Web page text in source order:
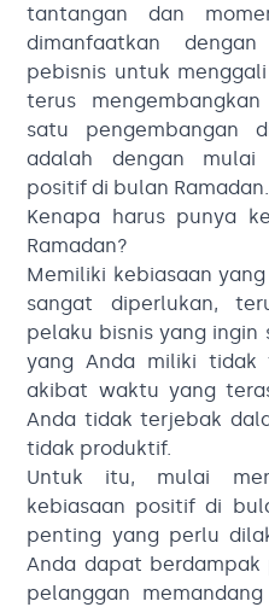
tantangan dan
dimanfaatkan
pebisnis untuk
terus
satu pengembangan
adalah dengan mulai
positif di bulan Ramadan.
Kenapa harus punya
Ramadan?
Memiliki kebiasaan
sangat diperlukan,
pelaku bisnis yang ingin
yang Anda miliki tidak
akibat waktu yang
Anda tidak terjebak
tidak produktif.
Untuk itu, mulai
kebiasaan positif di
penting yang perlu
Anda dapat
pelanggan